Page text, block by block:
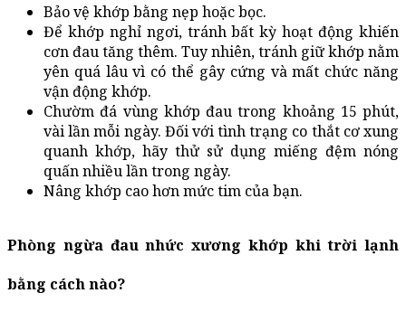
Bảo vệ khớp bằng nẹp hoặc bọc.
Để khớp nghỉ ngơi, tránh bất kỳ hoạt động khiến
cơn đau tăng thêm. Tuy nhiên, tránh giữ khớp nằm
yên quá lâu vì có thể gây cứng và mất chức năng
vận động khớp.
Chườm đá vùng khớp đau trong khoảng 15 phút,
vài lần mỗi ngày. Đối với tình trạng co thắt cơ xung
quanh khớp, hãy thử sử dụng miếng đệm nóng
quấn nhiều lần trong ngày.
Nâng khớp cao hơn mức tim của bạn.
Phòng ngừa đau nhức xương khớp khi trời lạnh
bằng cách nào?